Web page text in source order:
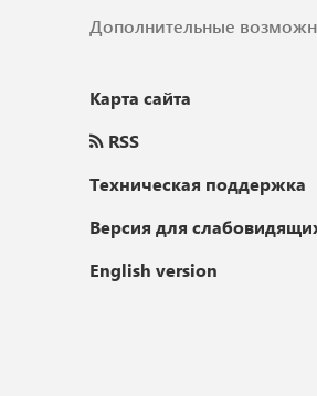
Дополнительные
Карта сайта
RSS
Техническая поддержка
Версия для
English version